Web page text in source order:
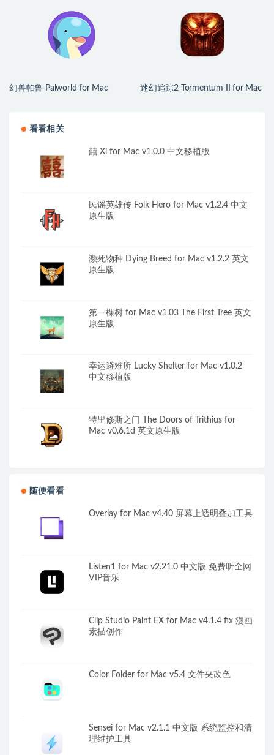
幻兽帕鲁 Palworld for Mac
迷幻追踪2 Tormentum II for Mac
看看相关
囍 Xi for Mac v1.0.0 中文移植版
民谣英雄传 Folk Hero for Mac v1.2.4 中文
原生版
濒死物种 Dying Breed for Mac v1.2.2 英文
原生版
第一棵树 for Mac v1.03 The First Tree 英文
原生版
幸运避难所 Lucky Shelter for Mac v1.0.2
中文移植版
特里修斯之门 The Doors of Trithius for
Mac v0.6.1d 英文原生版
随便看看
Overlay for Mac v4.40 屏幕上透明叠加工具
Listen1 for Mac v2.21.0 中文版 免费听全网
VIP音乐
Clip Studio Paint EX for Mac v4.1.4 fix 漫画
素描创作
Color Folder for Mac v5.4 文件夹改色
Sensei for Mac v2.1.1 中文版 系统监控和清
理维护工具